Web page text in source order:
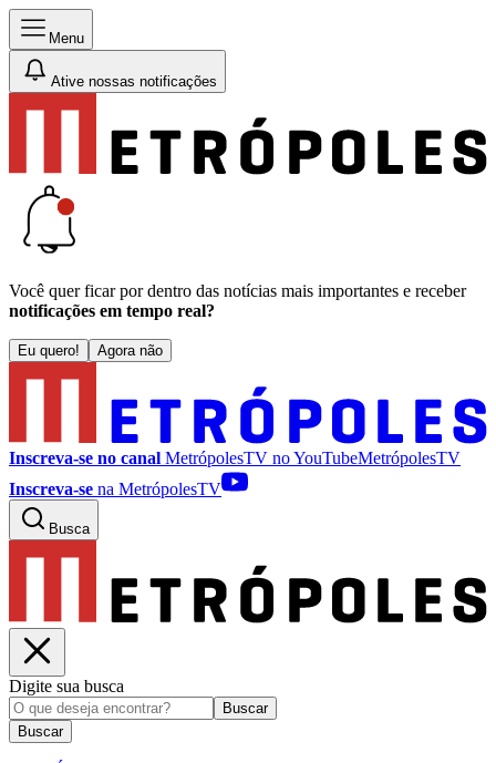
Menu
Ative nossas notificações
Você quer ficar por dentro das notícias mais importantes e receber
notificações em tempo real?
Eu quero! Agora não
Inscreva-se no canal MetrópolesTV noYouTubeMetrópolesTV
Inscreva-se na MetrópolesTV
Busca
Digite sua busca
Buscar
Buscar